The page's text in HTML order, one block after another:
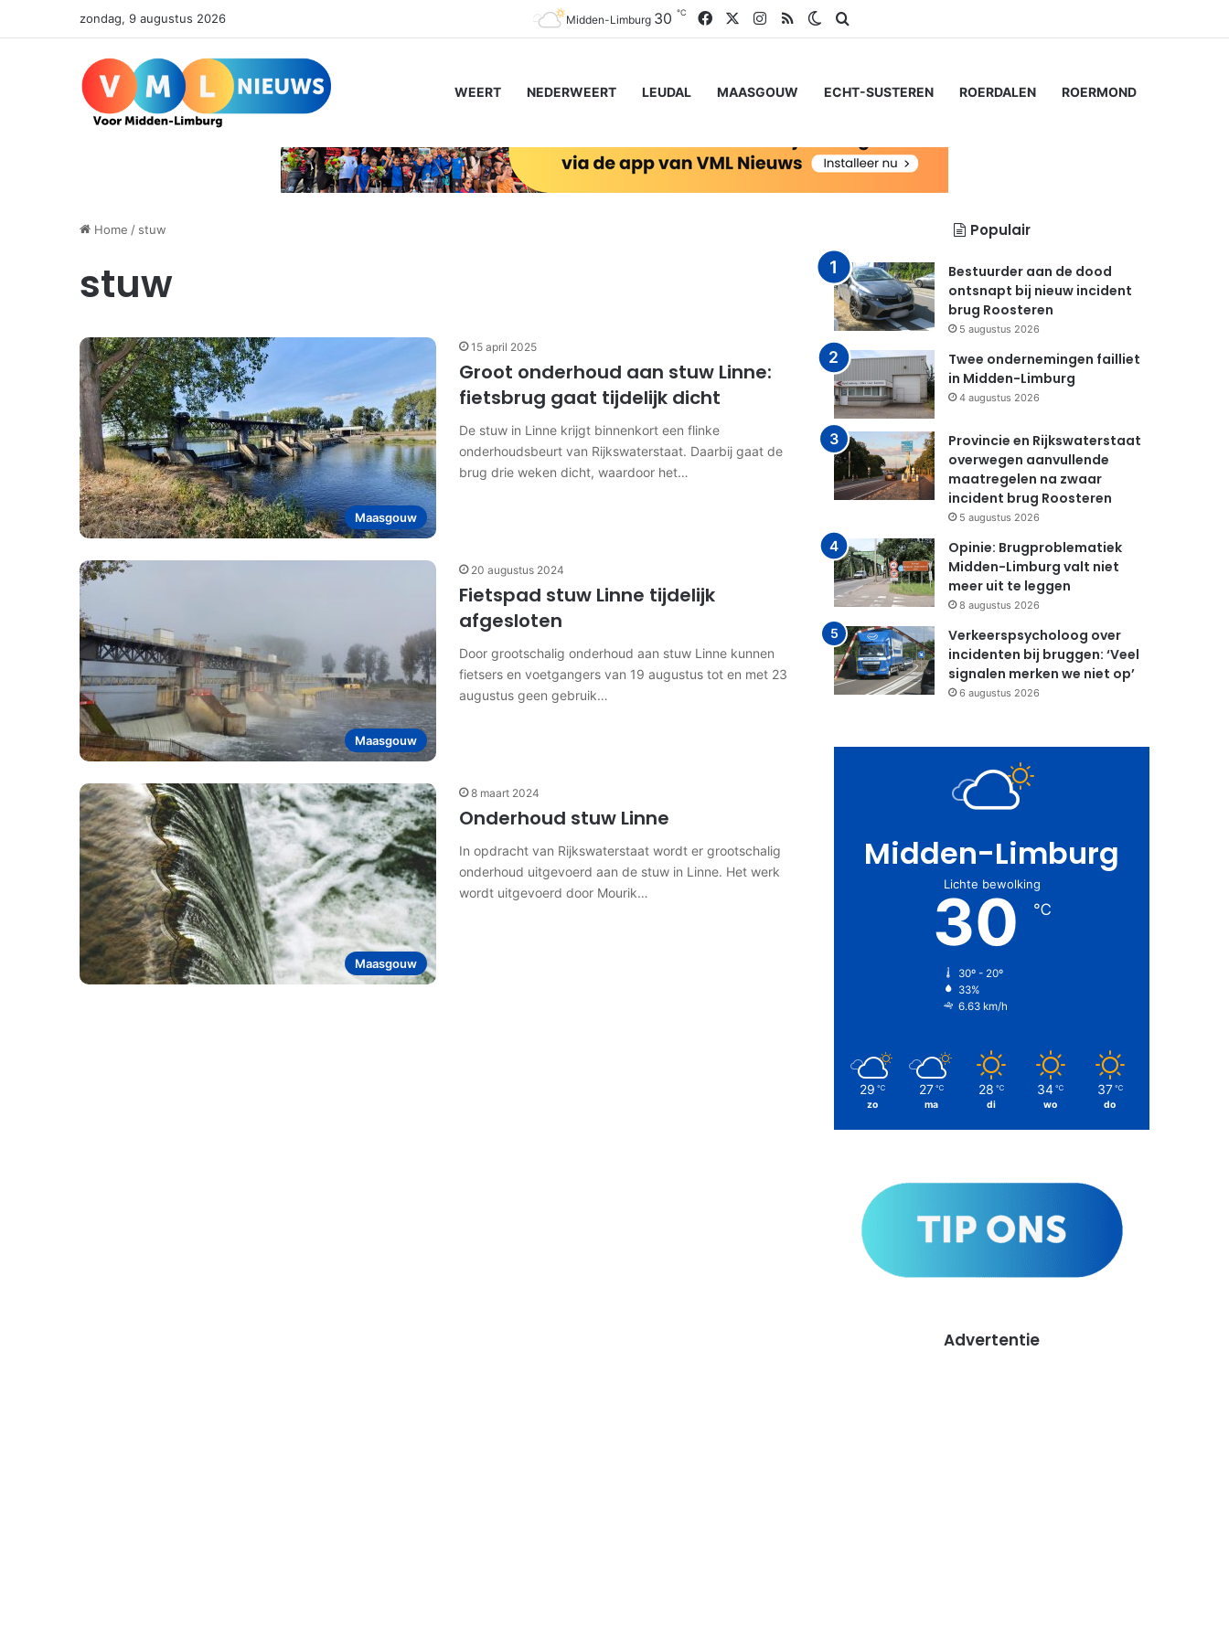
zondag, 9 augustus 2026 Midden-Limburg 30 ℃ FacebookInstagram
RSS Switch skin
WEERT NEDERWEERT LEUDAL MAASGOUW ECHT-SUSTEREN ROERDALEN ROERMOND
Home / stuw
stuw
Maasgouw
15 april 2025
Groot onderhoud aan stuw Linne:
fietsbrug gaat tijdelijk dicht
De stuw in Linne krijgt binnenkort een flinke
onderhoudsbeurt van Rijkswaterstaat. Daarbij gaat de
brug drie weken dicht, waardoor het…
Maasgouw
20 augustus 2024
Fietspad stuw Linne tijdelijk
afgesloten
Door grootschalig onderhoud aan stuw Linne kunnen
fietsers en voetgangers van 19 augustus tot en met 23
augustus geen gebruik…
Maasgouw
8 maart 2024
Onderhoud stuw Linne
In opdracht van Rijkswaterstaat wordt er grootschalig
onderhoud uitgevoerd aan de stuw in Linne. Het werk
wordt uitgevoerd door Mourik…
Populair
Bestuurder aan de dood
ontsnapt bij nieuw incident
brug Roosteren
5 augustus 2026
Twee ondernemingen failliet
in Midden-Limburg
4 augustus 2026
Provincie en Rijkswaterstaat
overwegen aanvullende
maatregelen na zwaar
incident brug Roosteren
5 augustus 2026
Opinie: Brugproblematiek
Midden-Limburg valt niet
meer uit te leggen
8 augustus 2026
Verkeerspsycholoog over
incidenten bij bruggen: ‘Veel
signalen merken we niet op’
6 augustus 2026
Midden-Limburg
Lichte bewolking
30 ℃
30º - 20º
33%
6.63 km/h
29 ℃
zo
27 ℃
ma
28 ℃
di
34 ℃
wo
37 ℃
do
Advertentie